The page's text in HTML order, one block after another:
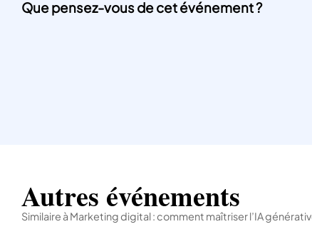
Que pensez-vous de cet événement ?
Autres événements
Similaire à Marketing digital : comment maîtriser l’IA